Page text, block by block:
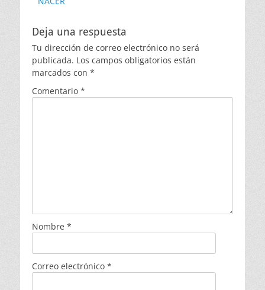
Deja una respuesta
Tu dirección de correo electrónico no será
publicada. Los campos obligatorios están
marcados con *
Comentario *
Nombre *
Correo electrónico *